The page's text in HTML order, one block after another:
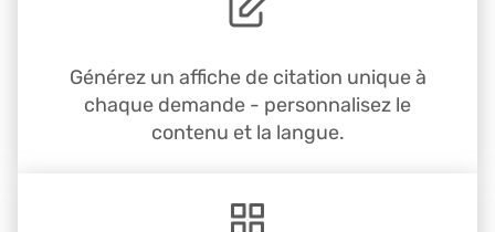
Générez un affiche de citation unique à
chaque demande - personnalisez le
contenu et la langue.